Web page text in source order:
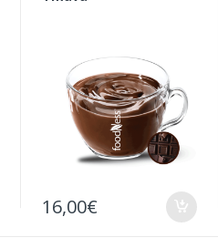
16,00€